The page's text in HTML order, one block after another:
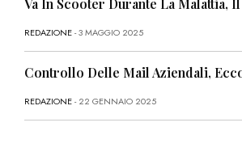
REDAZIONE- 3 MAGGIO 2025
Controllo Delle Mail Aziendali,
REDAZIONE- 22 GENNAIO 2025